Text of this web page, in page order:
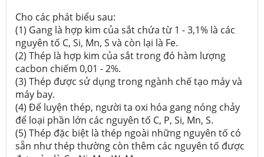
Cho các phát biểu sau:
(1) Gang là hợp kim của sắt chứa từ 1 - 3,1% là các
nguyên tố C, Si, Mn, S và còn lại là Fe.
(2) Thép là hợp kim của sắt trong đó hàm lượng
cacbon chiếm 0,01 - 2%.
(3) Thép được sử dụng trong ngành chế tạo máy và
máy bay.
(4) Để luyện thép, người ta oxi hóa gang nóng chảy
để loại phần lớn các nguyên tố C, P, Si, Mn, S.
(5) Thép đặc biệt là thép ngoài những nguyên tố có
sẵn như thép thường còn thêm các nguyên tố được